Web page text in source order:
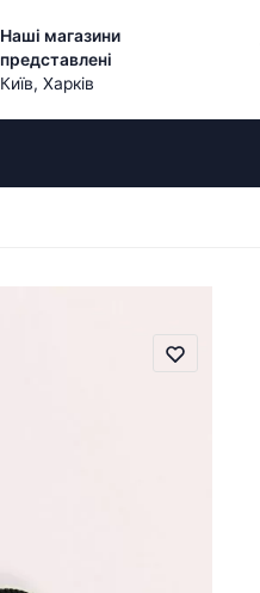
Наші магазини
представлені
Київ, Харків